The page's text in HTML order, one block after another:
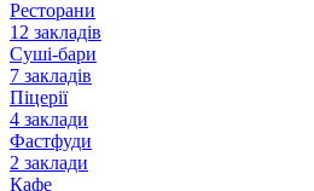
Ресторани
12 закладів
Суші-бари
7 закладів
Піцерії
4 заклади
Фастфуди
2 заклади
Кафе